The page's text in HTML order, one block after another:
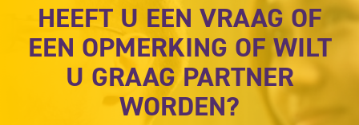
HEEFT U EEN VRAAG OF
EEN OPMERKING OF WILT
U GRAAG PARTNER
WORDEN?